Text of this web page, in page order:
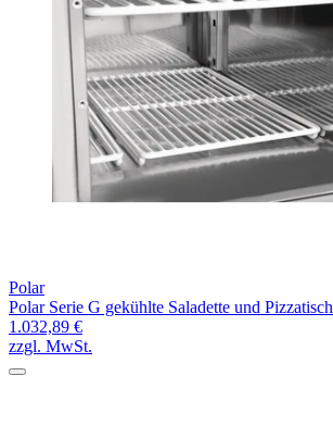
Polar
Polar Serie G gekühlte Saladette und
1.032,89 €
zzgl. MwSt.